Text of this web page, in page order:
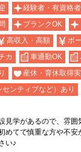
経験者・有資格
ブランクOK
高収入・高額 ボ
カ 車通勤OK
産休・育休取得
ンティブなど）あり
見学があるので、雰囲
めてで慎重な方や不安
い♪